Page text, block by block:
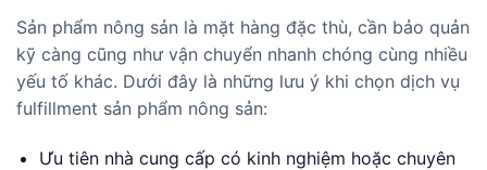
Sản phẩm nông sản là mặt hàng đặc thù, cần bảo quản
kỹ càng cũng như vận chuyển nhanh chóng cùng nhiều
yếu tố khác. Dưới đây là những lưu ý khi chọn dịch vụ
fulfillment sản phẩm nông sản:
Ưu tiên nhà cung cấp có kinh nghiệm hoặc chuyên